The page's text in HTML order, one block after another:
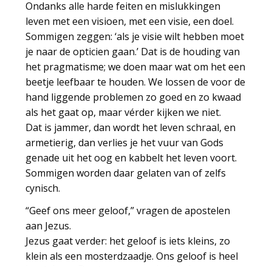
Ondanks alle harde feiten en mislukkingen
leven met een visioen, met een visie, een doel.
Sommigen zeggen: ‘als je visie wilt hebben moet
je naar de opticien gaan.’ Dat is de houding van
het pragmatisme; we doen maar wat om het een
beetje leefbaar te houden. We lossen de voor de
hand liggende problemen zo goed en zo kwaad
als het gaat op, maar vérder kijken we niet.
Dat is jammer, dan wordt het leven schraal, en
armetierig, dan verlies je het vuur van Gods
genade uit het oog en kabbelt het leven voort.
Sommigen worden daar gelaten van of zelfs
cynisch.
“Geef ons meer geloof,” vragen de apostelen
aan Jezus.
Jezus gaat verder: het geloof is iets kleins, zo
klein als een mosterdzaadje. Ons geloof is heel